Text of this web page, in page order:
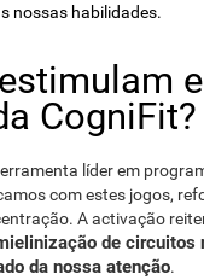
nossas habilidades.
CogniFit?
líder em
com estes jogos,
A activação
de circuitos
da nossa atenção.